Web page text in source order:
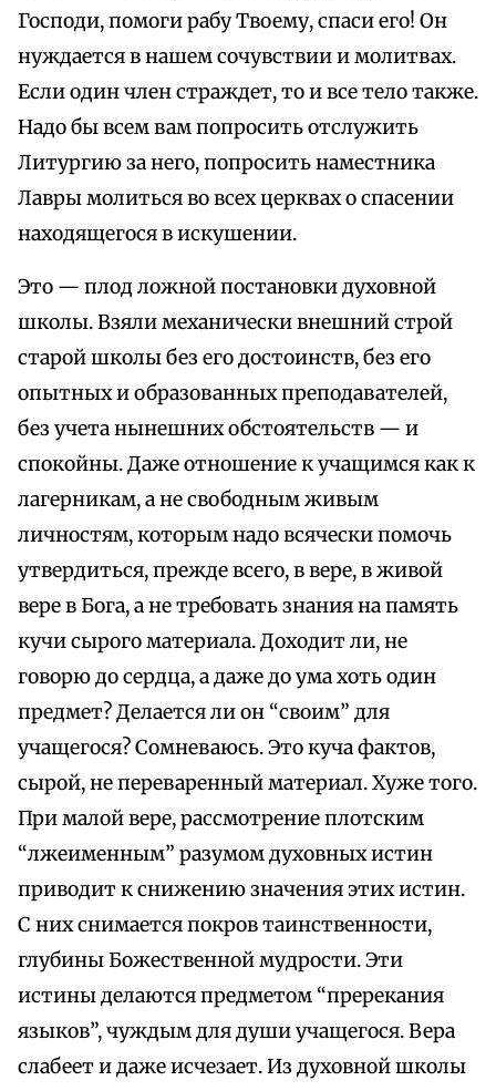
Господи, помоги рабу Твоему, спаси его! Он
нуждается в нашем сочувствии и молитвах.
Если один член страждет, то и все тело также.
Надо бы всем вам попросить отслужить
Литургию за него, попросить наместника
Лавры молиться во всех церквах о спасении
находящегося в искушении.
Это — плод ложной постановки духовной
школы. Взяли механически внешний строй
старой школы без его достоинств, без его
опытных и образованных преподавателей,
без учета нынешних обстоятельств — и
спокойны. Даже отношение к учащимся как к
лагерникам, а не свободным живым
личностям, которым надо всячески помочь
утвердиться, прежде всего, в вере, в живой
вере в Бога, а не требовать знания на память
кучи сырого материала. Доходит ли, не
говорю до сердца, а даже до ума хоть один
предмет? Делается ли он “своим” для
учащегося? Сомневаюсь. Это куча фактов,
сырой, не переваренный материал. Хуже того.
При малой вере, рассмотрение плотским
“лжеименным” разумом духовных истин
приводит к снижению значения этих истин.
С них снимается покров таинственности,
глубины Божественной мудрости. Эти
истины делаются предметом “пререкания
языков”, чуждым для души учащегося. Вера
слабеет и даже исчезает. Из духовной школы